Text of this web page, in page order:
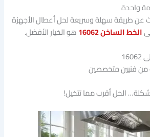
واحدة
عن طريقة سهلة وسريعة لحل أعطال الأجهزة
الخط الساخن 16062
هو الخيار الأفضل.
فنيين متخصصين
الحل أقرب مما تتخيل!